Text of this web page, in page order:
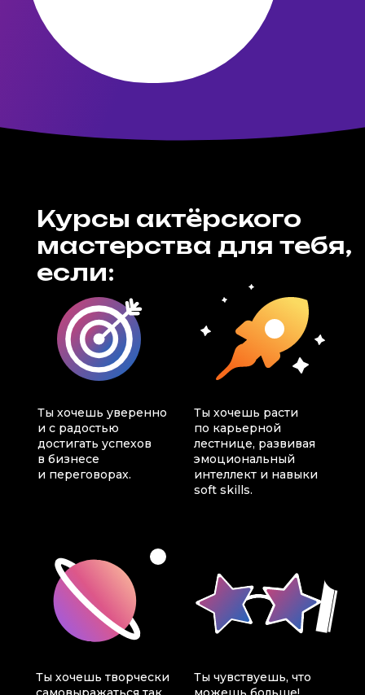
Ты чувствуешь, что
Ты хочешь расти
по карьерной
лестнице, развивая
эмоциональный
интеллект и навыки
soft skills.
Ты хочешь уверенно
и с радостью
достигать успехов
в бизнесе
и переговорах.
Курсы актёрского
мастерства для тебя,
если:
Ты хочешь творчески